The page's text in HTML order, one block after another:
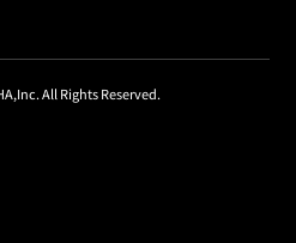
All Rights Reserved.